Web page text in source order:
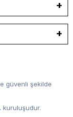
güvenli şekilde
kuruluşudur.